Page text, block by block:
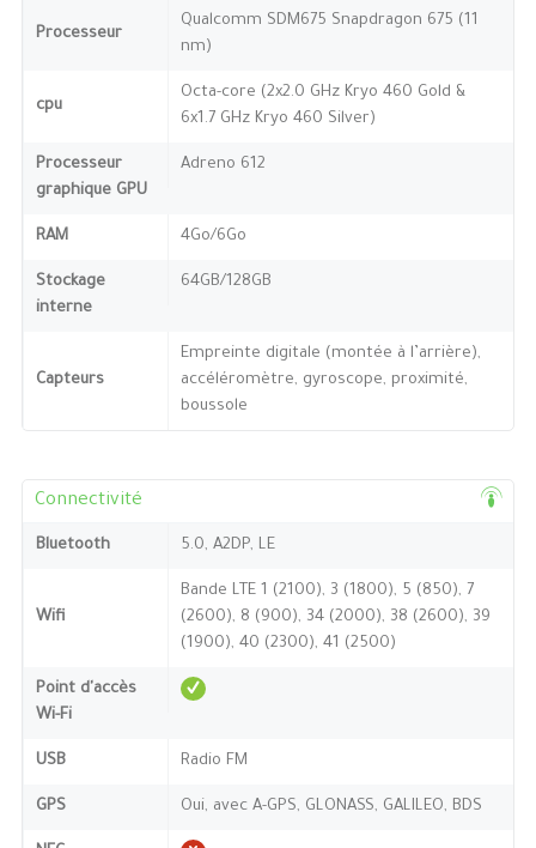
Processeur
Qualcomm SDM675 Snapdragon 675 (11
nm)
cpu
Octa-core (2x2.0 GHz Kryo 460 Gold &
6x1.7 GHz Kryo 460 Silver)
Processeur
graphique GPU
Adreno 612
RAM 4Go/6Go
Stockage
interne
64GB/128GB
Capteurs
Empreinte digitale (montée à l’arrière),
accéléromètre, gyroscope, proximité,
boussole
Connectivité
Bluetooth 5.0, A2DP, LE
Wifi
Bande LTE 1 (2100), 3 (1800), 5 (850), 7
(2600), 8 (900), 34 (2000), 38 (2600), 39
(1900), 40 (2300), 41 (2500)
Point d'accès
Wi-Fi
USB Radio FM
GPS Oui, avec A-GPS, GLONASS, GALILEO, BDS